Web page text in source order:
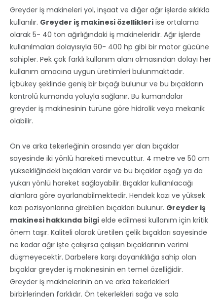
Greyder iş makineleri yol, inşaat ve diğer ağır işlerde sıklıkla
kullanılır. Greyder iş makinesi özellikleri ise ortalama
olarak 5- 40 ton ağırlığındaki iş makineleridir. Ağır işlerde
kullanılmaları dolayısıyla 60- 400 hp gibi bir motor gücüne
sahipler. Pek çok farklı kullanım alanı olmasından dolayı her
kullanım amacına uygun üretimleri bulunmaktadır.
İçbükey şeklinde geniş bir bıçağı bulunur ve bu bıçakların
kontrolü kumanda yoluyla sağlanır. Bu kumandalar
greyder iş makinesinin türüne göre hidrolik veya mekanik
olabilir.
Ön ve arka tekerleğinin arasında yer alan bıçaklar
sayesinde iki yönlü hareketi mevcuttur. 4 metre ve 50 cm
yüksekliğindeki bıçakları vardır ve bu bıçaklar aşağı ya da
yukarı yönlü hareket sağlayabilir. Bıçaklar kullanılacağı
alanlara göre ayarlanabilmektedir. Hendek kazı ve yüksek
kazı pozisyonlarına girebilen bıçakları bulunur. Greyder iş
makinesi hakkında bilgi elde edilmesi kullanım için kritik
önem taşır. Kaliteli olarak üretilen çelik bıçakları sayesinde
ne kadar ağır işte çalışırsa çalışsın bıçaklarının verimi
düşmeyecektir. Darbelere karşı dayanıklılığa sahip olan
bıçaklar greyder iş makinesinin en temel özelliğidir.
Greyder iş makinelerinin ön ve arka tekerlekleri
birbirlerinden farklıdır. Ön tekerlekleri sağa ve sola